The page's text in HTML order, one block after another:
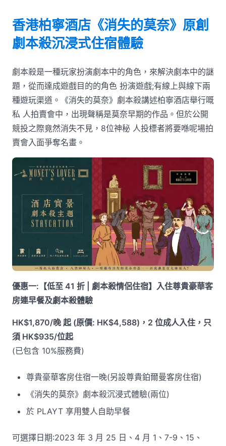
香港柏寧酒店《消失的莫奈》原創
劇本殺沉浸式住宿體驗
劇本殺是一種玩家扮演劇本中的角色，來解決劇本中的謎
題，從而達成遊戲目的的角色 扮演遊戲;有線上與線下兩
種遊玩渠道。《消失的莫奈》劇本殺講述柏寧酒店舉行嘅
私 人拍賣會中，出現聲稱是莫奈早期的作品。但於公開
競投之際竟然消失不見，8位神秘 人投標者將要喺呢場拍
賣會入面爭奪名畫。
優惠一:【低至 41 折 | 劇本殺情侶住宿】入住尊貴豪華客
房連早餐及劇本殺體驗
HK$1,870/晚 起 (原價: HK$4,588)，2 位成人入住，只
須 HK$935/位起
(已包含 10%服務費)
尊貴豪華客房住宿一晚(另設尊貴鉑爾曼客房住宿)
《消失的莫奈》劇本殺沉浸式體驗(兩位)
於 PLAYT 享用雙人自助早餐
可選擇日期:2023 年 3 月 25 日、4 月 1、7-9、15、